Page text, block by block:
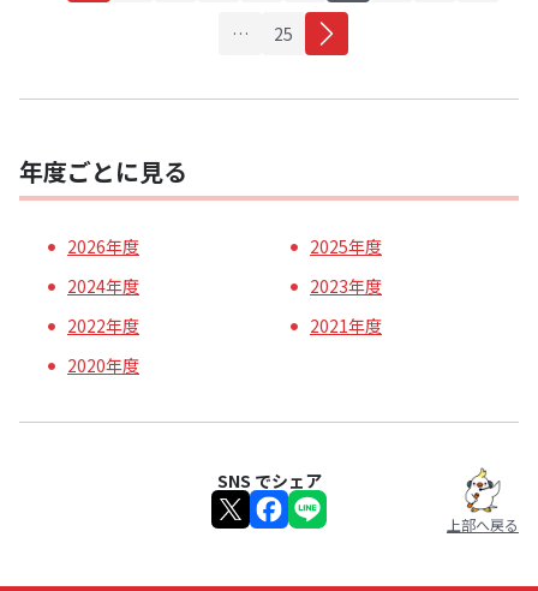
… 25
年度ごとに見る
2026年度
2025年度
2024年度
2023年度
2022年度
2021年度
2020年度
SNS でシェア
上部へ戻る